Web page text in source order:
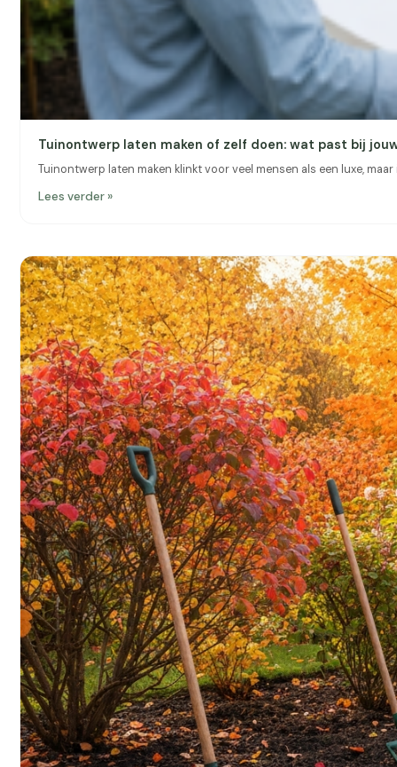
Tuinontwerp laten maken of zelf doen: wat past bij
Tuinontwerp laten maken klinkt voor veel mensen als een luxe,
Lees verder »